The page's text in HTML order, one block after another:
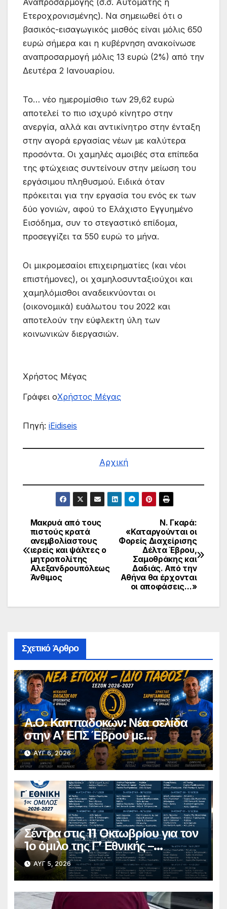
Αναπροσαρμογής (σ.σ. Αυτόματης ή
Ετεροχρονισμένης). Να σημειωθεί ότι ο
βασικός-εισαγωγικός μισθός είναι μόλις 650
ευρώ σήμερα και η κυβέρνηση ανακοίνωσε
αναπροσαρμογή μόλις 13 ευρώ (2%) από την
Δευτέρα 2 Ιανουαρίου.
Το… νέο ημερομίσθιο των 29,62 ευρώ
αποτελεί το πιο ισχυρό κίνητρο στην
ανεργία, αλλά και αντικίνητρο στην ένταξη
στην αγορά εργασίας νέων με καλύτερα
προσόντα. Οι χαμηλές αμοιβές στα επίπεδα
της φτώχειας συντείνουν στην μείωση του
εργάσιμου πληθυσμού. Ειδικά όταν
πρόκειται για την εργασία του ενός εκ των
δύο γονιών, αφού το Ελάχιστο Εγγυημένο
Εισόδημα, συν το στεγαστικό επίδομα,
προσεγγίζει τα 550 ευρώ το μήνα.
Οι μικρομεσαίοι επιχειρηματίες (και νέοι
επιστήμονες), οι χαμηλοσυνταξιούχοι και
χαμηλόμισθοι αναδεικνύονται οι
(οικονομικά) ευάλωτου του 2022 και
αποτελούν την εύφλεκτη ύλη των
κοινωνικών διεργασιών.
Χρήστος Μέγας
Γράφει οΧρήστος Μέγας
Πηγή: iEidiseis
Αρχική
Πλοήγηση
άρθρων
Ν. Γκαρά:
«Καταργούνται οι
Φορείς Διαχείρισης
Δέλτα Έβρου,
Σαμοθράκης και
Δαδιάς. Από την
Αθήνα θα έρχονται
οι αποφάσεις…»
Μακρυά από τους
πιστούς κρατά
ανεμβολίαστους
ιερείς και ψάλτες ο
μητροπολίτης
Αλεξανδρουπόλεως
Άνθιμος
Σχετικό Άρθρο
Α.Ο. Καππαδοκών: Νέα σελίδα
στην Α’ ΕΠΣ Έβρου με
φιλοδοξίες, σταθερότητα και
επένδυση στη νέα γενιά
ΑΥΓ 6, 2026
Σέντρα στις 11 Οκτωβρίου για τον
1ο όμιλο της Γ’ Εθνικής –
Ανακοινώθηκε το πλήρες
πρόγραμμα
ΑΥΓ 5, 2026